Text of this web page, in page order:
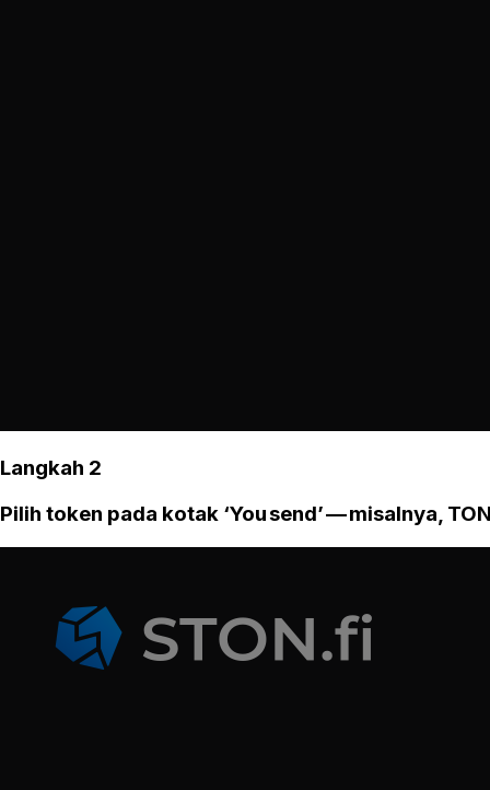
Langkah 2
Pilih token pada kotak ‘You send’ — misalnya,